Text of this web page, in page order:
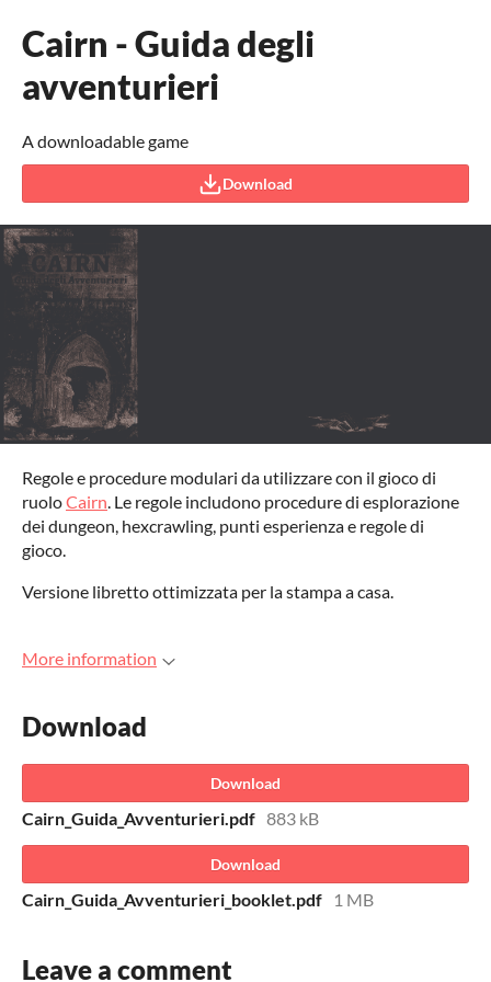
Cairn - Guida degli
avventurieri
A downloadable game
Download
Regole e procedure modulari da utilizzare con il gioco di
ruoloCairn. Le regole includono procedure di esplorazione
dei dungeon, hexcrawling, punti esperienza e regole di
gioco.
Versione libretto ottimizzata per la stampa a casa.
More information
Download
Download
Cairn_Guida_Avventurieri.pdf 883 kB
Download
Cairn_Guida_Avventurieri_booklet.pdf 1 MB
Leave a comment